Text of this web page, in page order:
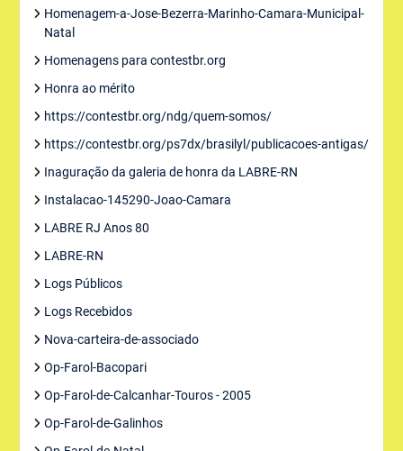
Homenagem-a-Jose-Bezerra-Marinho-Camara-Municipal-
Natal
Homenagens para contestbr.org
Honra ao mérito
https://contestbr.org/ndg/quem-somos/
https://contestbr.org/ps7dx/brasilyl/publicacoes-antigas/
Inaguração da galeria de honra da LABRE-RN
Instalacao-145290-Joao-Camara
LABRE RJ Anos 80
LABRE-RN
Logs Públicos
Logs Recebidos
Nova-carteira-de-associado
Op-Farol-Bacopari
Op-Farol-de-Calcanhar-Touros - 2005
Op-Farol-de-Galinhos